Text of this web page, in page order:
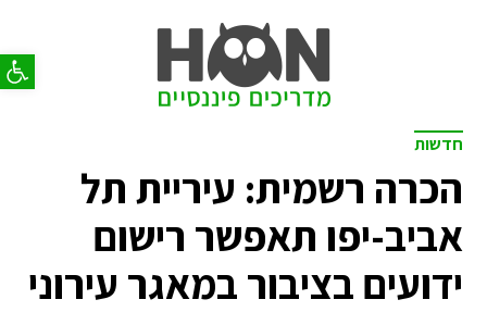
פתח
חדשות
הכרה רשמית: עיריית תל
אביב-יפו תאפשר רישום
ידועים בציבור במאגר עירוני